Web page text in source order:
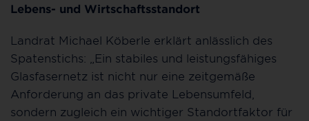
Lebens- und Wirtschaftsstandort
Landrat Michael Köberle erklärt anlässlich des
Spatenstichs: „Ein stabiles und leistungsfähiges
Glasfasernetz ist nicht nur eine zeitgemäße
Anforderung an das private Lebensumfeld,
sondern zugleich ein wichtiger Standortfaktor für